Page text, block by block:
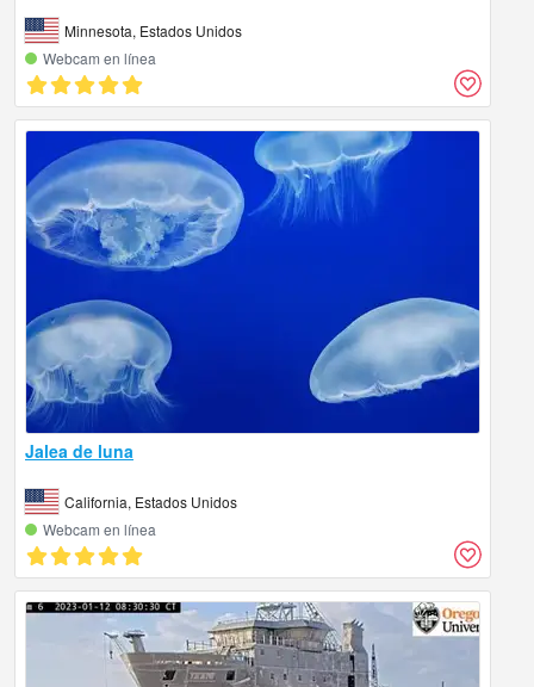
Minnesota, Estados Unidos
Webcam en línea
Jalea de luna
California, Estados Unidos
Webcam en línea